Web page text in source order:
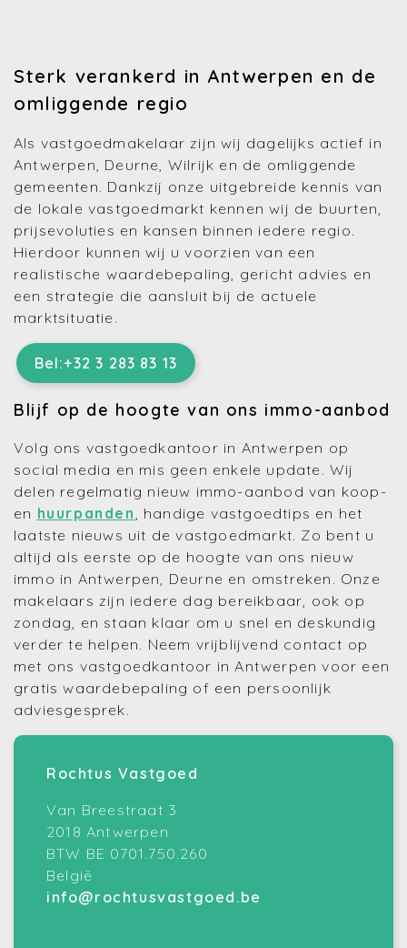
Sterk verankerd in Antwerpen en de
omliggende regio
Als vastgoedmakelaar zijn wij dagelijks actief in
Antwerpen, Deurne, Wilrijk en de omliggende
gemeenten. Dankzij onze uitgebreide kennis van
de lokale vastgoedmarkt kennen wij de buurten,
prijsevoluties en kansen binnen iedere regio.
Hierdoor kunnen wij u voorzien van een
realistische waardebepaling, gericht advies en
een strategie die aansluit bij de actuele
marktsituatie.
Bel:+32 3 283 83 13
Blijf op de hoogte van ons immo-aanbod
Volg ons vastgoedkantoor in Antwerpen op
social media en mis geen enkele update. Wij
delen regelmatig nieuw immo-aanbod van koop-
en huurpanden
, handige vastgoedtips en het
laatste nieuws uit de vastgoedmarkt. Zo bent u
altijd als eerste op de hoogte van ons nieuw
immo in Antwerpen, Deurne en omstreken. Onze
makelaars zijn iedere dag bereikbaar, ook op
zondag, en staan klaar om u snel en deskundig
verder te helpen. Neem vrijblijvend contact op
met ons vastgoedkantoor in Antwerpen voor een
gratis waardebepaling of een persoonlijk
adviesgesprek.
Rochtus Vastgoed
Van Breestraat 3
2018 Antwerpen
BTW BE 0701.750.260
België
info@rochtusvastgoed.be